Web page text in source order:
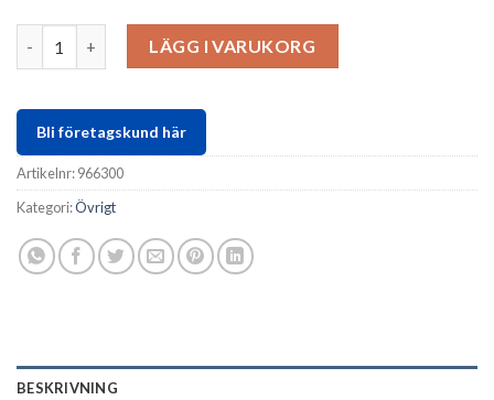
Snöborste med isskrapa mängd
LÄGG I VARUKORG
Bli företagskund här
Artikelnr:966300
Kategori:Övrigt
BESKRIVNING